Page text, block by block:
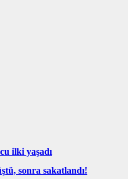
ilki yaşadı
sonra sakatlandı!